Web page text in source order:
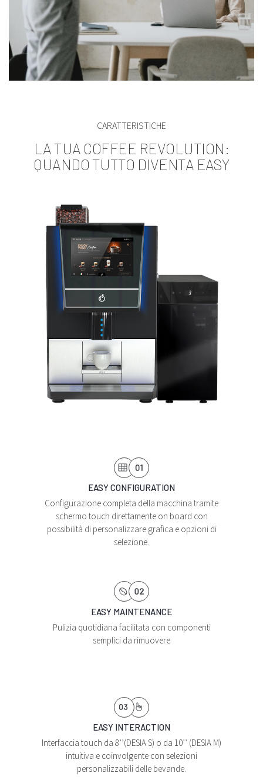
CARATTERISTICHE
LA TUA COFFEE REVOLUTION:
QUANDO TUTTO DIVENTA EASY
EASY CONFIGURATION
Configurazione completa della macchina tramite
schermo touch direttamente on board con
possibilità di personalizzare grafica e opzioni di
selezione.
EASY MAINTENANCE
Pulizia quotidiana facilitata con componenti
semplici da rimuovere
EASY INTERACTION
Interfaccia touch da 8’’(DESIA S) o da 10’’ (DESIA M)
intuitiva e coinvolgente con selezioni
personalizzabili delle bevande.